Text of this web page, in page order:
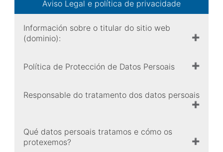
Aviso Legal e política de privacidade
Información sobre o titular do sitio web
(dominio):
Política de Protección de Datos Persoais
Responsable do tratamento dos datos persoais
Qué datos persoais tratamos e cómo os
protexemos?